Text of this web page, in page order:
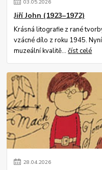
03.05.2026
Jiří John (1923–1972)
Krásná litografie z rané
vzácné dílo z roku 1945.
muzeální kvalitě...číst celé
28.04.2026